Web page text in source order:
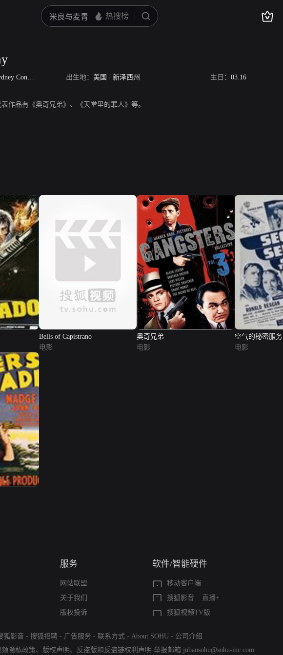
Conway 出生地： 美国 / 新泽西州 生日： 03.16
作品有《奥奇兄弟》、《天堂里的罪人》等。
Bells of Capistrano
电影
奥奇兄弟
电影
空气的秘密服务
电影
服务
网站联盟
关于我们
版权投诉
软件/智能硬件
移动客户端
搜狐影音
直播+
搜狐视频TV版
狐影音 - 搜狐招聘 - 广告服务 - 联系方式 - About SOHU - 公司介绍
隐私政策、 版权声明 、 反盗版和反盗链权利声明 举报邮箱 jubaosohu@sohu-inc.com